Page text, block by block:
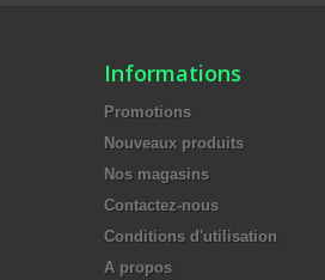
Informations
Promotions
Nouveaux produits
Nos magasins
Contactez-nous
Conditions d'utilisation
A propos